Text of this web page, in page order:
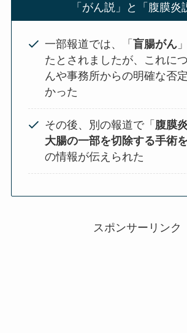
「がん説」と「腹膜炎
一部報道では、「 盲腸がん
たとされましたが、これに
んや事務所からの明確な否
かった
その後、別の報道で「 腹膜
大腸の一部を切除する手術
の情報が伝えられた
スポンサーリンク